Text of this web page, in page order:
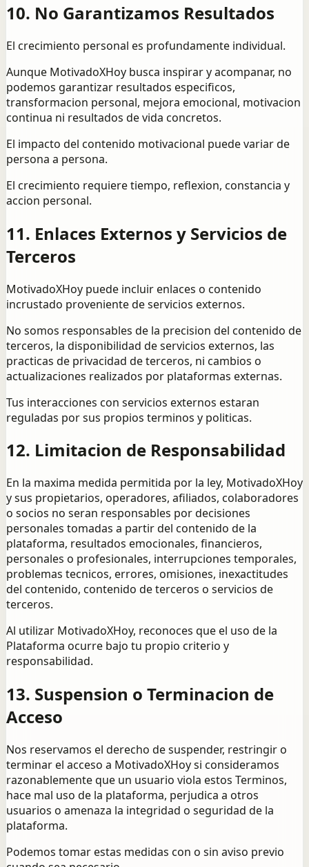
10. No Garantizamos Resultados
El crecimiento personal es profundamente individual.
Aunque MotivadoXHoy busca inspirar y acompanar, no
podemos garantizar resultados especificos,
transformacion personal, mejora emocional, motivacion
continua ni resultados de vida concretos.
El impacto del contenido motivacional puede variar de
persona a persona.
El crecimiento requiere tiempo, reflexion, constancia y
accion personal.
11. Enlaces Externos y Servicios de
Terceros
MotivadoXHoy puede incluir enlaces o contenido
incrustado proveniente de servicios externos.
No somos responsables de la precision del contenido de
terceros, la disponibilidad de servicios externos, las
practicas de privacidad de terceros, ni cambios o
actualizaciones realizados por plataformas externas.
Tus interacciones con servicios externos estaran
reguladas por sus propios terminos y politicas.
12. Limitacion de Responsabilidad
En la maxima medida permitida por la ley, MotivadoXHoy
y sus propietarios, operadores, afiliados, colaboradores
o socios no seran responsables por decisiones
personales tomadas a partir del contenido de la
plataforma, resultados emocionales, financieros,
personales o profesionales, interrupciones temporales,
problemas tecnicos, errores, omisiones, inexactitudes
del contenido, contenido de terceros o servicios de
terceros.
Al utilizar MotivadoXHoy, reconoces que el uso de la
Plataforma ocurre bajo tu propio criterio y
responsabilidad.
13. Suspension o Terminacion de
Acceso
Nos reservamos el derecho de suspender, restringir o
terminar el acceso a MotivadoXHoy si consideramos
razonablemente que un usuario viola estos Terminos,
hace mal uso de la plataforma, perjudica a otros
usuarios o amenaza la integridad o seguridad de la
plataforma.
Podemos tomar estas medidas con o sin aviso previo